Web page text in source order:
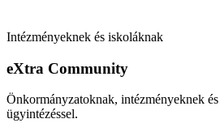
Intézményeknek és iskoláknak
eXtra Community
Önkormányzatoknak, intézményeknek
ügyintézéssel.